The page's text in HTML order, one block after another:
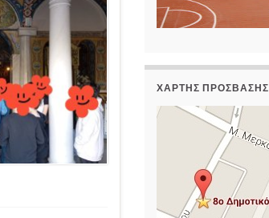
ΧΆΡΤΗΣ ΠΡΌΣΒΑΣΗΣ